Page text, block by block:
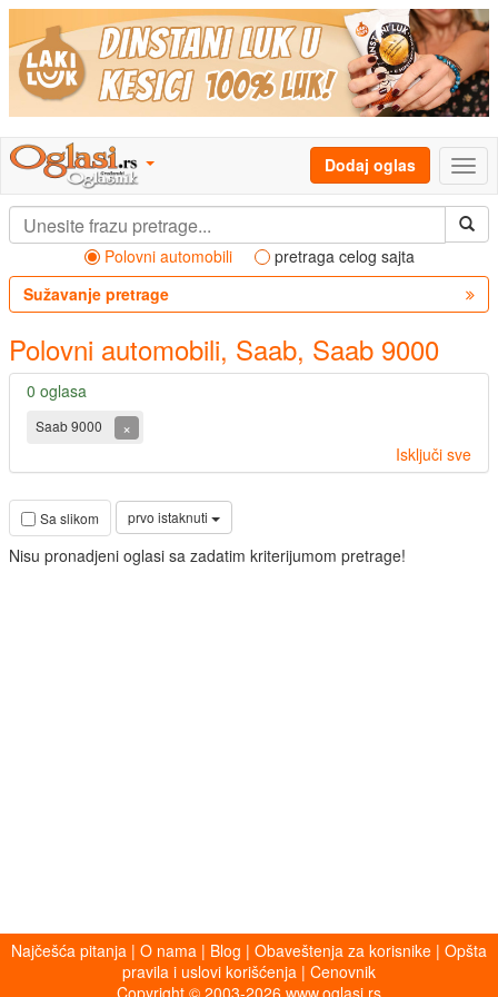
Dodaj oglas
Polovni automobili
pretraga celog sajta
Sužavanje pretrage
Polovni automobili, Saab, Saab 9000
0 oglasa
Saab 9000
×
Isključi sve
Sa slikom prvo istaknuti
Nisu pronadjeni oglasi sa zadatim kriterijumom pretrage!
Najčešća pitanja | O nama | Blog | Obaveštenja za korisnike | Opšta
pravila i uslovi korišćenja | Cenovnik
Copyright © 2003-2026 www.oglasi.rs